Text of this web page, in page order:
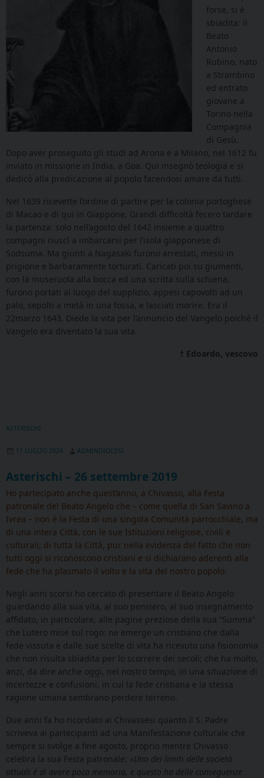
forse, si è
sbiadita: il
Beato
Antonio
Rubino, nato
a Strambino
ed entrato
giovane a
Torino nella
Compagnia
di Gesù.
Dopo aver proseguito gli studi ad Arona e a Milano, nel 1612 fu
inviato in missione in India, a Goa. Qui insegnò teologia e si
dedicò alla predicazione al popolo facendosi amare da tutti.
Nel 1639 ricevette l’ordine di partire per la colonia portoghese
di Macao e di qui in Giappone. Grandi difficoltà fecero tardare
la partenza: solo nell’agosto del 1642 insieme a quattro
compagni riuscì a imbarcarsi per l’isola giapponese di
Sodsuma. Ma giunti a Nagasaki furono arrestati, messi in
prigione e barbaramente torturati. Caricati poi su giumenti,
con la museruola alla bocca ed una scritta sulla schiena,
furono portati al luogo del supplizio, appesi capovolti ad un
palo, sepolti a metà in una fossa, e lasciati morire. Era il
22marzo 1643. Diede la vita per l’annuncio del Vangelo poiché il
Vangelo era diventato la sua vita.
† Edoardo, vescovo
ASTERISCHI
11 LUGLIO 2024 ADMINDIOCESI
Asterischi – 26 settembre 2019
Ho partecipato anche quest’anno, a Chivasso, alla Festa
patronale del Beato Angelo che – come quella di San Savino a
Ivrea – non è la Festa di una singola Comunità parrocchiale, ma
di una intera Città, con le sue Istituzioni religiose, civili e
culturali; di tutta la Città, pur nella evidenza del fatto che non
tutti oggi si riconoscono cristiani e si dichiarano aderenti alla
fede che ha plasmato il volto e la vita del nostro popolo.
Negli anni scorsi ho cercato di presentare il Beato Angelo
guardando alla sua vita, al suo pensiero, al suo insegnamento
affidato, in particolare, alle pagine preziose della sua “Summa”
che Lutero mise sul rogo: ne emerge un cristiano che dalla
fede vissuta e dalle sue scelte di vita ha ricevuto una fisionomia
che non risulta sbiadita per lo scorrere dei secoli; che ha molto,
anzi, da dire anche oggi, nel nostro tempo, in una situazione di
incertezze e confusioni, in cui la fede cristiana e la stessa
ragione umana sembrano perdere terreno.
Due anni fa ho ricordato ai Chivassesi quanto il S. Padre
scriveva ai partecipanti ad una Manifestazione culturale che
sempre si svolge a fine agosto, proprio mentre Chivasso
celebra la sua Festa patronale: «Uno dei limiti delle società
attuali è di avere poca memoria, e questo ha delle conseguenze